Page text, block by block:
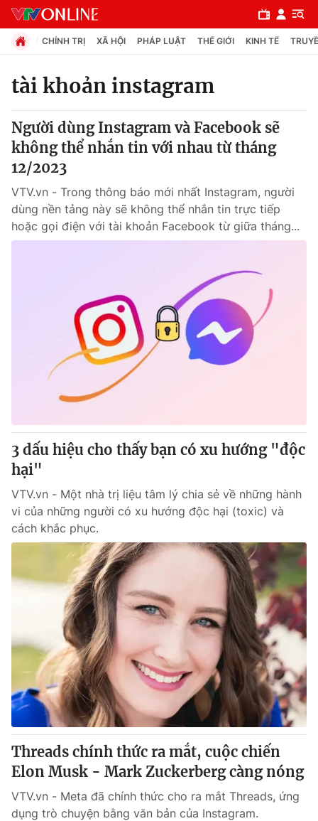
Chuyên mục
Chính trị
Pháp luật
Thế giới đó đây
Câu chuyện quốc tế
Tài chính
Thị trường
Góc doanh nghiệp
Dữ liệu và đời sống
Truyền hình
Phim VTV
Hậu trường
Nhân vật
Khán giả
Giải sao mai
Giải trí
Điện ảnh
Âm nhạc
Đời sống
Du lịch
Chất lượng cuộc sống
Tuyển sinh
Học trực tuyến
Công nghệ
Hitech Công nghệ tương lai
Sản phẩm
Thị trường
Tư vấn
Giao lưu trực tuyến
Lịch phát sóng
Chuyên mục khác
Emagazine Podcast
Photo Infographic
CHÍNH TRỊ XÃ HỘI PHÁP LUẬT THẾ GIỚI KINH TẾ
tài khoản instagram
Người dùng Instagram và Facebook sẽ
không thể nhắn tin với nhau từ tháng
12/2023
VTV.vn - Trong thông báo mới nhất Instagram, người
dùng nền tảng này sẽ không thể nhắn tin trực tiếp
hoặc gọi điện với tài khoản Facebook từ giữa tháng...
3 dấu hiệu cho thấy bạn có xu hướng "độc
hại"
VTV.vn - Một nhà trị liệu tâm lý chia sẻ về những hành
vi của những người có xu hướng độc hại (toxic) và
cách khắc phục.
Threads chính thức ra mắt, cuộc chiến
Elon Musk - Mark Zuckerberg càng nóng
VTV.vn - Meta đã chính thức cho ra mắt Threads, ứng
dụng trò chuyện bằng văn bản của Instagram.